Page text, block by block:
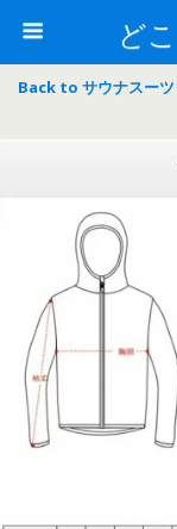
ど
Back to サウナスーツ